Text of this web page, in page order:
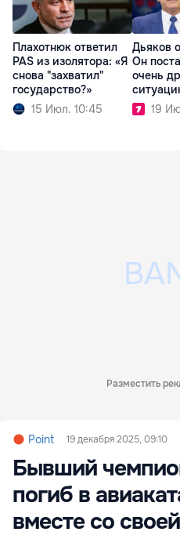
Плахотнюк ответил
PAS из изолятора: «Я
снова "захватил"
государство?»
15 Июл. 10:45
Дьяков
Он
очень
19
Разместить
Point 19 декабря 2025, 09:10
Бывший
погиб в
вместе со